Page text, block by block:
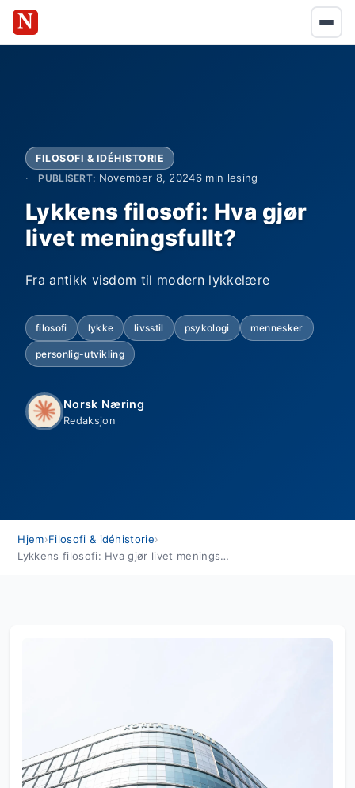
FILOSOFI & IDÉHISTORIE
PUBLISERT: November 8, 20246 min lesing
Lykkens filosofi: Hva gjør
livet meningsfullt?
Fra antikk visdom til modern lykkelære
filosofi lykke livsstil psykologi mennesker
personlig-utvikling
Norsk Næring
Redaksjon
Hjem›Filosofi & idéhistorie›
Lykkens filosofi: Hva gjør livet meningsfullt?